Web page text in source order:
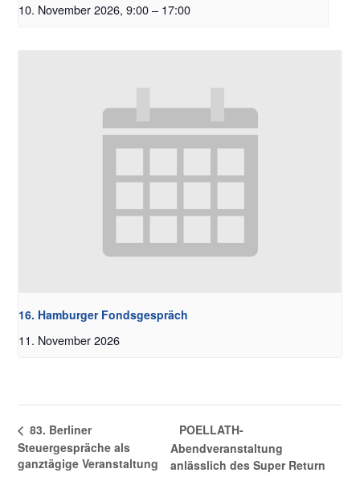
10. November 2026, 9:00 – 17:00
16. Hamburger Fondsgespräch
11. November 2026
83. Berliner
Steuergespräche als
ganztägige Veranstaltung
POELLATH-
Abendveranstaltung
anlässlich des Super Return